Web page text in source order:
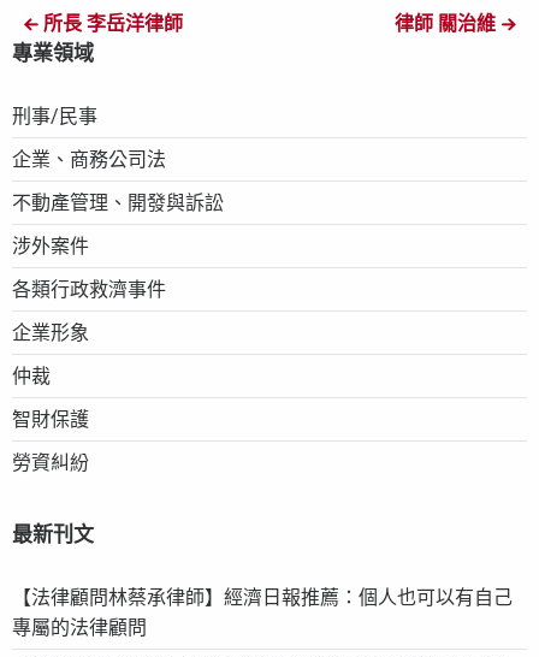
所長 李岳洋律師 律師 關治維
專業領域
刑事/民事
企業、商務公司法
不動產管理、開發與訴訟
涉外案件
各類行政救濟事件
企業形象
仲裁
智財保護
勞資糾紛
最新刊文
【法律顧問林蔡承律師】經濟日報推薦：個人也可以有自己
專屬的法律顧問